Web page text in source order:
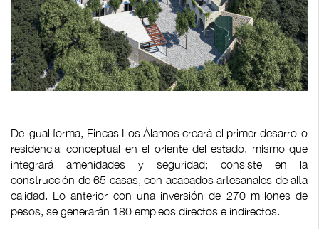
De igual forma, Fincas Los Álamos creará el primer desarrollo
residencial conceptual en el oriente del estado, mismo que
integrará amenidades y seguridad; consiste en la
construcción de 65 casas, con acabados artesanales de alta
calidad. Lo anterior con una inversión de 270 millones de
pesos, se generarán 180 empleos directos e indirectos.